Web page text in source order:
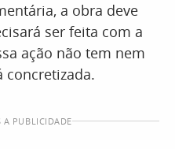
a obra deve
ser feita com a
ação não tem nem
concretizada.
PUBLICIDADE